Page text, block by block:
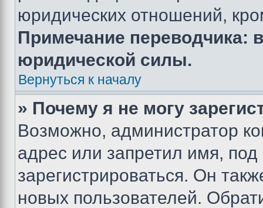
юридических отношений,
Примечание переводчика:
юридической силы.
Вернуться к началу
» Почему я не могу
Возможно, администратор
адрес или запретил имя,
зарегистрироваться. Он
новых пользователей.